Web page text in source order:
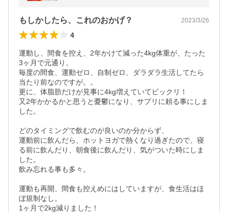
もしかしたら、これのおかげ？ 2023/3/26
4
運動し、間食を控え、2年かけて減った4kg体重が、たった
3ヶ月で元通り。
毎度の間食、運動ゼロ、自制ゼロ、ダラダラ生活してたら
当たり前なのですが。。
更に、体脂肪だけが見事に4kg増えていてビックリ！
又2年かかるかと思うと憂鬱になり、サプリに頼る事にしま
した。
どのタイミングで飲むのが良いのか分からず、
運動前に飲んだら、ホットヨガで熱くなり過ぎたので、寝
る前に飲んだり、朝食後に飲んだり、気がついた時にしま
した。
飲み忘れる事も多々。
運動も再開、間食も控えめにはしていますが、食生活はほ
ぼ規制なし。
1ヶ月で2kg減りました！